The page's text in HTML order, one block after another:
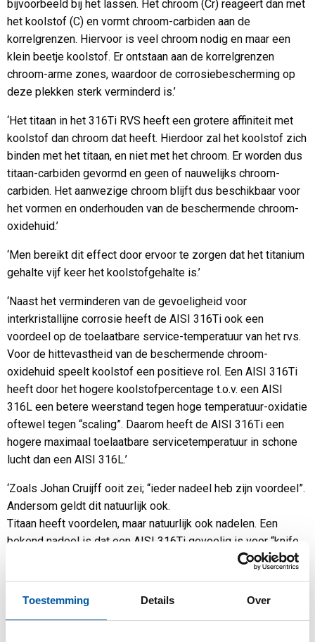
Toestemming Details Over
bijvoorbeeld bij het lassen. Het chroom (Cr) reageert dan met
het koolstof (C) en vormt chroom-carbiden aan de
korrelgrenzen. Hiervoor is veel chroom nodig en maar een
klein beetje koolstof. Er ontstaan aan de korrelgrenzen
chroom-arme zones, waardoor de corrosiebescherming op
deze plekken sterk verminderd is.’
‘Het titaan in het 316Ti RVS heeft een grotere affiniteit met
koolstof dan chroom dat heeft. Hierdoor zal het koolstof zich
binden met het titaan, en niet met het chroom. Er worden dus
titaan-carbiden gevormd en geen of nauwelijks chroom-
carbiden. Het aanwezige chroom blijft dus beschikbaar voor
het vormen en onderhouden van de beschermende chroom-
oxidehuid.’
‘Men bereikt dit effect door ervoor te zorgen dat het titanium
gehalte vijf keer het koolstofgehalte is.’
‘Naast het verminderen van de gevoeligheid voor
interkristallijne corrosie heeft de AISI 316Ti ook een
voordeel op de toelaatbare service-temperatuur van het rvs.
Voor de hittevastheid van de beschermende chroom-
oxidehuid speelt koolstof een positieve rol. Een AISI 316Ti
heeft door het hogere koolstofpercentage t.o.v. een AISI
316L een betere weerstand tegen hoge temperatuur-oxidatie
oftewel tegen “scaling”. Daarom heeft de AISI 316Ti een
hogere maximaal toelaatbare servicetemperatuur in schone
lucht dan een AISI 316L.’
‘Zoals Johan Cruijff ooit zei; “ieder nadeel heb zijn voordeel”.
Andersom geldt dit natuurlijk ook.
Titaan heeft voordelen, maar natuurlijk ook nadelen. Een
bekend nadeel is dat een AISI 316Ti gevoelig is voor “knife
line attack”. Het is een vorm van interkristallijne corrosie
gevoelig voor corrosie is geworden. In de warmte